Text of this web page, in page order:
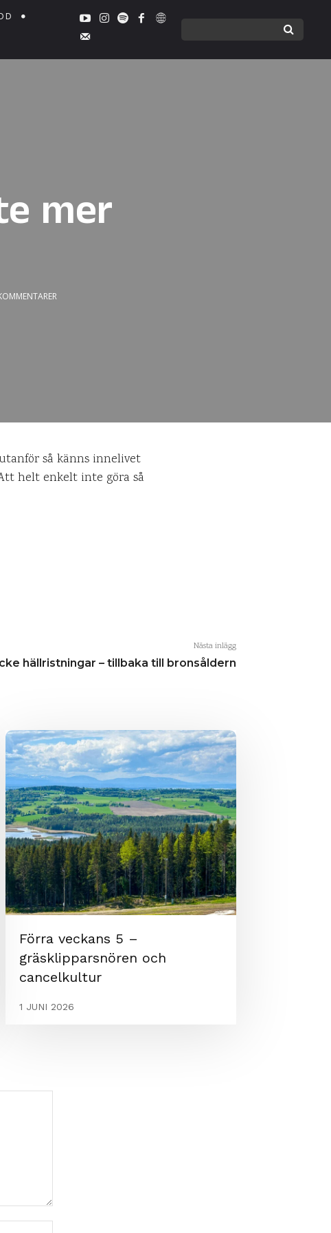
mer
så känns innelivet
helt enkelt inte göra så
Nästa inlägg
hällristningar – tillbaka till bronsåldern
Förra veckans 5 –
gräsklipparsnören och
cancelkultur
1 JUNI 2026